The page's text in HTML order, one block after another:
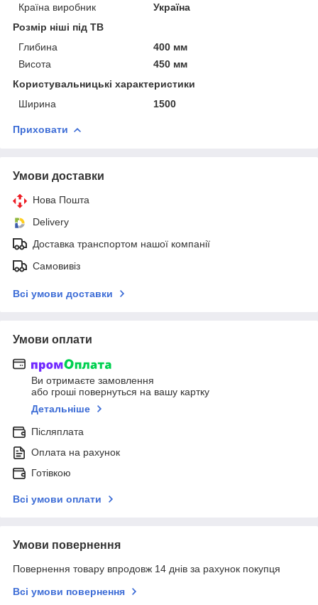
Країна виробник
Україна
Розмір ніші під ТВ
Глибина
400 мм
Висота
450 мм
Користувальницькі характеристики
Ширина
1500
Приховати
Умови доставки
Нова Пошта
Delivery
Доставка транспортом нашої компанії
Самовивіз
Всі умови доставки
Умови оплати
Ви отримаєте замовлення
або гроші повернуться на вашу картку
Детальніше
Післяплата
Оплата на рахунок
Готівкою
Всі умови оплати
Умови повернення
Повернення товару впродовж 14 днів за рахунок покупця
Всі умови повернення